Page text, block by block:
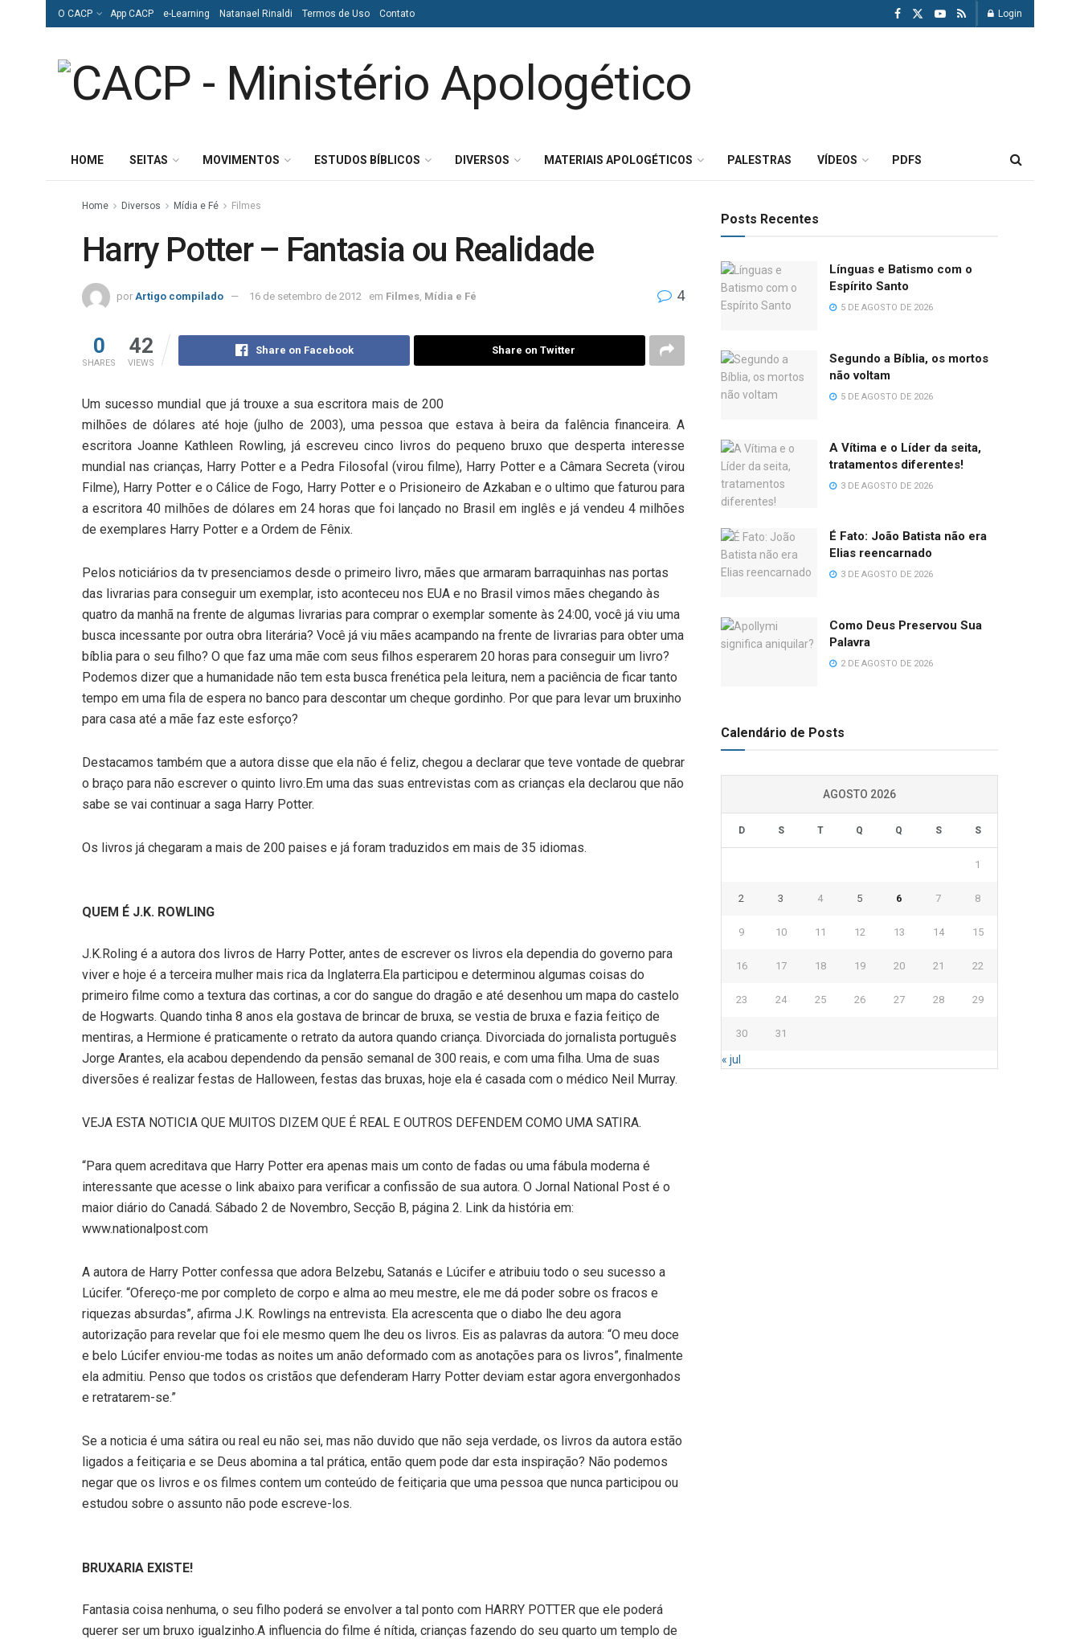
O CACP App CACP e-Learning Natanael Rinaldi Termos de Uso Contato Login
HOME SEITAS MOVIMENTOS ESTUDOS BÍBLICOS DIVERSOS MATERIAIS APOLOGÉTICOS PALESTRAS VÍDEOS PDFS
Home Diversos Mídia e Fé Filmes
Harry Potter – Fantasia ou Realidade
por Artigo compilado 16 de setembro de 2012 em Filmes Mídia e Fé 4
0
SHARES
42
VIEWS
Share on Facebook Share on Twitter
Um sucesso mundial que já trouxe a sua escritora mais de 200
milhões de dólares até hoje (julho de 2003), uma pessoa que estava à beira da falência financeira. A
escritora Joanne Kathleen Rowling, já escreveu cinco livros do pequeno bruxo que desperta interesse
mundial nas crianças, Harry Potter e a Pedra Filosofal (virou filme), Harry Potter e a Câmara Secreta (virou
Filme), Harry Potter e o Cálice de Fogo, Harry Potter e o Prisioneiro de Azkaban e o ultimo que faturou para
a escritora 40 milhões de dólares em 24 horas que foi lançado no Brasil em inglês e já vendeu 4 milhões
de exemplares Harry Potter e a Ordem de Fênix.
Pelos noticiários da tv presenciamos desde o primeiro livro, mães que armaram barraquinhas nas portas
das livrarias para conseguir um exemplar, isto aconteceu nos EUA e no Brasil vimos mães chegando às
quatro da manhã na frente de algumas livrarias para comprar o exemplar somente às 24:00, você já viu uma
busca incessante por outra obra literária? Você já viu mães acampando na frente de livrarias para obter uma
bíblia para o seu filho? O que faz uma mãe com seus filhos esperarem 20 horas para conseguir um livro?
Podemos dizer que a humanidade não tem esta busca frenética pela leitura, nem a paciência de ficar tanto
tempo em uma fila de espera no banco para descontar um cheque gordinho. Por que para levar um bruxinho
para casa até a mãe faz este esforço?
Destacamos também que a autora disse que ela não é feliz, chegou a declarar que teve vontade de quebrar
o braço para não escrever o quinto livro.Em uma das suas entrevistas com as crianças ela declarou que não
sabe se vai continuar a saga Harry Potter.
Os livros já chegaram a mais de 200 paises e já foram traduzidos em mais de 35 idiomas.
QUEM É J.K. ROWLING
J.K.Roling é a autora dos livros de Harry Potter, antes de escrever os livros ela dependia do governo para
viver e hoje é a terceira mulher mais rica da Inglaterra.Ela participou e determinou algumas coisas do
primeiro filme como a textura das cortinas, a cor do sangue do dragão e até desenhou um mapa do castelo
de Hogwarts. Quando tinha 8 anos ela gostava de brincar de bruxa, se vestia de bruxa e fazia feitiço de
mentiras, a Hermione é praticamente o retrato da autora quando criança. Divorciada do jornalista português
Jorge Arantes, ela acabou dependendo da pensão semanal de 300 reais, e com uma filha. Uma de suas
diversões é realizar festas de Halloween, festas das bruxas, hoje ela é casada com o médico Neil Murray.
VEJA ESTA NOTICIA QUE MUITOS DIZEM QUE É REAL E OUTROS DEFENDEM COMO UMA SATIRA.
“Para quem acreditava que Harry Potter era apenas mais um conto de fadas ou uma fábula moderna é
interessante que acesse o link abaixo para verificar a confissão de sua autora. O Jornal National Post é o
maior diário do Canadá. Sábado 2 de Novembro, Secção B, página 2. Link da história em:
www.nationalpost.com
A autora de Harry Potter confessa que adora Belzebu, Satanás e Lúcifer e atribuiu todo o seu sucesso a
Lúcifer. “Ofereço-me por completo de corpo e alma ao meu mestre, ele me dá poder sobre os fracos e
riquezas absurdas”, afirma J.K. Rowlings na entrevista. Ela acrescenta que o diabo lhe deu agora
autorização para revelar que foi ele mesmo quem lhe deu os livros. Eis as palavras da autora: “O meu doce
e belo Lúcifer enviou-me todas as noites um anão deformado com as anotações para os livros”, finalmente
ela admitiu. Penso que todos os cristãos que defenderam Harry Potter deviam estar agora envergonhados
e retratarem-se.”
Se a noticia é uma sátira ou real eu não sei, mas não duvido que não seja verdade, os livros da autora estão
ligados a feitiçaria e se Deus abomina a tal prática, então quem pode dar esta inspiração? Não podemos
negar que os livros e os filmes contem um conteúdo de feitiçaria que uma pessoa que nunca participou ou
estudou sobre o assunto não pode escreve-los.
BRUXARIA EXISTE!
Fantasia coisa nenhuma, o seu filho poderá se envolver a tal ponto com HARRY POTTER que ele poderá
querer ser um bruxo igualzinho.A influencia do filme é nítida, crianças fazendo do seu quarto um templo de
Posts Recentes
Línguas e Batismo com o
Espírito Santo
5 DE AGOSTO DE 2026
Segundo a Bíblia, os mortos
não voltam
5 DE AGOSTO DE 2026
A Vítima e o Líder da seita,
tratamentos diferentes!
3 DE AGOSTO DE 2026
É Fato: João Batista não era
Elias reencarnado
3 DE AGOSTO DE 2026
Como Deus Preservou Sua
Palavra
2 DE AGOSTO DE 2026
Calendário de Posts
AGOSTO 2026
D S T Q Q S S
1
2 3 4 5 6 7 8
9 10 11 12 13 14 15
16 17 18 19 20 21 22
23 24 25 26 27 28 29
30 31
« jul